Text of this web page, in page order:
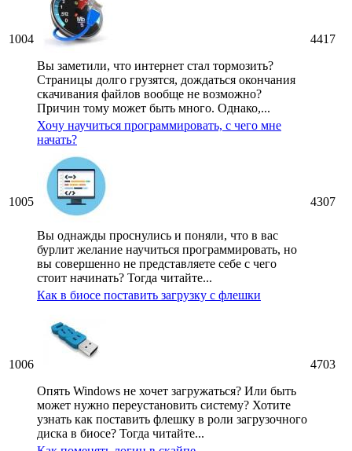
1004
Вы заметили, что интернет стал тормозить?
Страницы долго грузятся, дождаться окончания
скачивания файлов вообще не возможно?
Причин тому может быть много. Однако,...
4417
1005
Хочу научиться программировать, с чего мне
начать?
Вы однажды проснулись и поняли, что в вас
бурлит желание научиться программировать, но
вы совершенно не представляете себе с чего
стоит начинать? Тогда читайте...
4307
1006
Как в биосе поставить загрузку с флешки
Опять Windows не хочет загружаться? Или быть
может нужно переустановить систему? Хотите
узнать как поставить флешку в роли загрузочного
диска в биосе? Тогда читайте...
4703